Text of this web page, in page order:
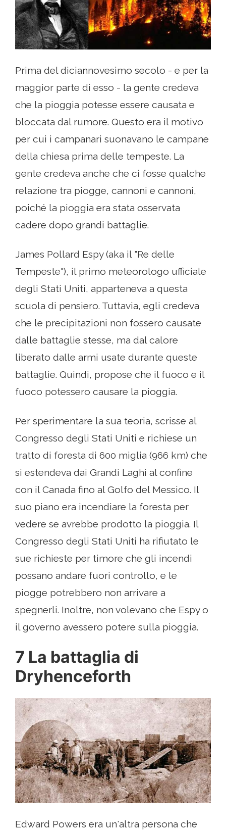
Prima del diciannovesimo secolo - e per la
maggior parte di esso - la gente credeva
che la pioggia potesse essere causata e
bloccata dal rumore. Questo era il motivo
per cui i campanari suonavano le campane
della chiesa prima delle tempeste. La
gente credeva anche che ci fosse qualche
relazione tra piogge, cannoni e cannoni,
poiché la pioggia era stata osservata
cadere dopo grandi battaglie.
James Pollard Espy (aka il "Re delle
Tempeste"), il primo meteorologo ufficiale
degli Stati Uniti, apparteneva a questa
scuola di pensiero. Tuttavia, egli credeva
che le precipitazioni non fossero causate
dalle battaglie stesse, ma dal calore
liberato dalle armi usate durante queste
battaglie. Quindi, propose che il fuoco e il
fuoco potessero causare la pioggia.
Per sperimentare la sua teoria, scrisse al
Congresso degli Stati Uniti e richiese un
tratto di foresta di 600 miglia (966 km) che
si estendeva dai Grandi Laghi al confine
con il Canada fino al Golfo del Messico. Il
suo piano era incendiare la foresta per
vedere se avrebbe prodotto la pioggia. Il
Congresso degli Stati Uniti ha rifiutato le
sue richieste per timore che gli incendi
possano andare fuori controllo, e le
piogge potrebbero non arrivare a
spegnerli. Inoltre, non volevano che Espy o
il governo avessero potere sulla pioggia.
7 La battaglia di
Dryhenceforth
Edward Powers era un'altra persona che